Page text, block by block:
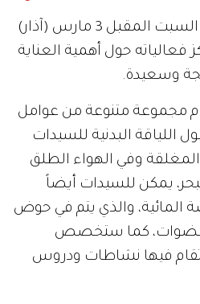
ينظم نادي دبي للسيدات السبت المقبل 3 مارس (آذار)
فعالياته حول أهمية العناية
وسعيدة.
مجموعة متنوعة من عوامل
البدنية للسيدات
وفي الهواء الطلق
يمكن للسيدات أيضاً
المائية، والذي يتم في حوض
كما ستخصص
فيها نشاطات ودروس